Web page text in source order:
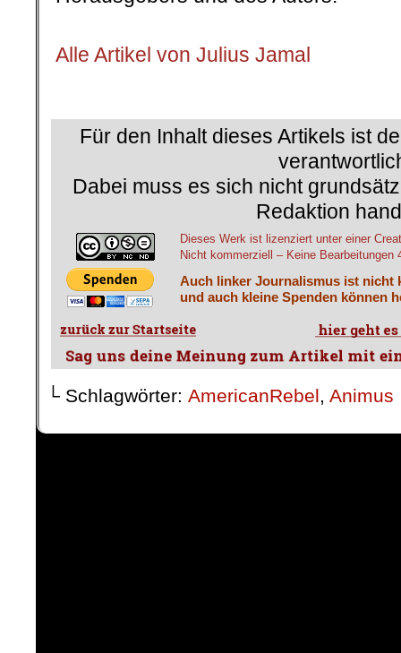
Alle Artikel von Julius Jamal
Für den Inhalt dieses Artikels ist
Dabei muss es sich nicht
Redaktion
Dieses Werk ist lizenziert unter einer
Nicht kommerziell – Keine Bearbeitungen
Auch linker Journalismus ist nicht
und auch kleine Spenden können
└ Schlagwörter: AmericanRebel, Animus